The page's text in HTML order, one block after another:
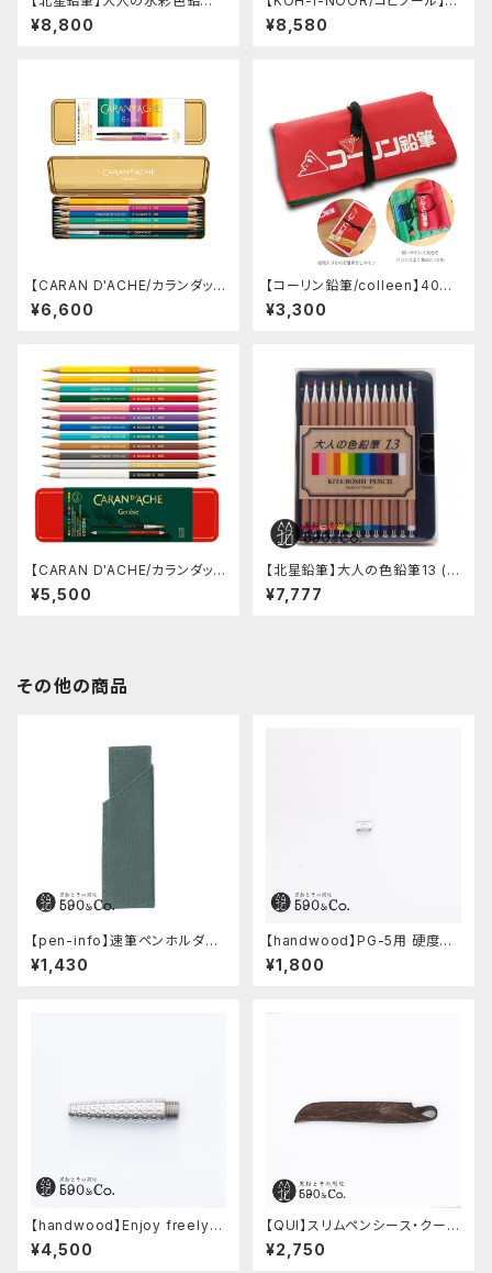
3.3スターターキット
¥8,800
AGICマーブル色鉛筆23色＋1
セット(缶ケース)
¥8,580
【CARAN D'ACHE/カランダッシ
ュ】カラートレジャー プリズマロ
バイカラー12本24色セット【限
¥6,600
【コーリン鉛筆/colleen】40色
ロールケース入り
¥3,300
【CARAN D'ACHE/カランダッシ
ュ】ワンダーフォレスト プリズマ
ロ バイカラーセット2021
¥5,500
【北星鉛筆】大人の色鉛筆13 (1
3色セット)
¥7,777
その他の商品
【pen-info】速筆ペンホルダー
590&Co.別注色 (アクアブル
ー)
¥1,430
【handwood】PG-5用 硬度表
示窓 (超超ジュラルミン/楕円)
¥1,800
【handwood】Enjoy freely
前軸・ディンプル(ステンレス)
¥4,500
【QUI】スリムペンシース・クード
ゥー (ストーン)
¥2,750